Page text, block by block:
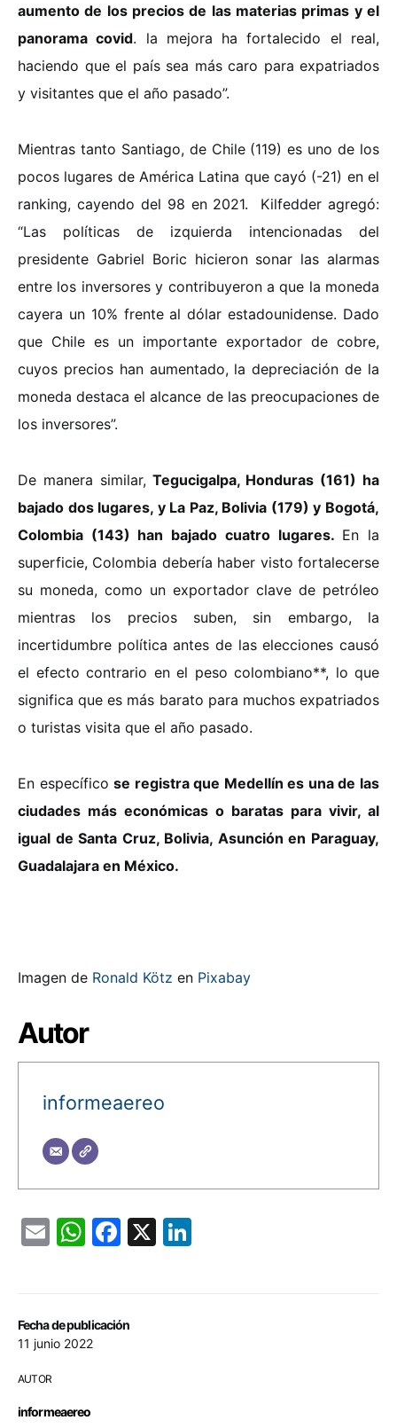
Fecha de publicación
11 junio 2022
AUTOR
informeaereo
aumento de los precios de las materias primas y el
panorama covid. la mejora ha fortalecido el real,
haciendo que el país sea más caro para expatriados
y visitantes que el año pasado”.
Mientras tanto Santiago, de Chile (119) es uno de los
pocos lugares de América Latina que cayó (-21) en el
ranking, cayendo del 98 en 2021. Kilfedder agregó:
“Las políticas de izquierda intencionadas del
presidente Gabriel Boric hicieron sonar las alarmas
entre los inversores y contribuyeron a que la moneda
cayera un 10% frente al dólar estadounidense. Dado
que Chile es un importante exportador de cobre,
cuyos precios han aumentado, la depreciación de la
moneda destaca el alcance de las preocupaciones de
los inversores”.
De manera similar,Tegucigalpa, Honduras (161) ha
bajado dos lugares, y La Paz, Bolivia (179) y Bogotá,
Colombia (143) han bajado cuatro lugares. En la
superficie, Colombia debería haber visto fortalecerse
su moneda, como un exportador clave de petróleo
mientras los precios suben, sin embargo, la
incertidumbre política antes de las elecciones causó
el efecto contrario en el peso colombiano**, lo que
significa que es más barato para muchos expatriados
o turistas visita que el año pasado.
En específicose registra que Medellín es una de las
ciudades más económicas o baratas para vivir, al
igual de Santa Cruz, Bolivia, Asunción en Paraguay,
Guadalajara en México.
Imagen de Ronald Kötz en Pixabay
Autor
informeaereo
EmailWhatsApp
Facebook
X